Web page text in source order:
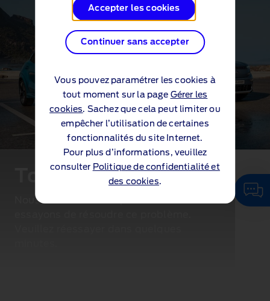
Accepter les cookies
Continuer sans accepter
Vous pouvez paramétrer les cookies à
tout moment sur la page Gérer les
cookies. Sachez que cela peut limiter ou
empêcher l’utilisation de certaines
fonctionnalités du site Internet.
Pour plus d’informations, veuillez
consulter Politique de confidentialité et
des cookies.
Toutes nos excuses...
Nous rencontrons un problème. Nous